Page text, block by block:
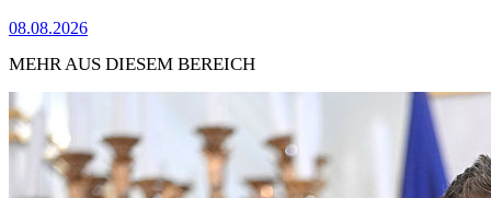
08.08.2026
MEHR AUS DIESEM BEREICH